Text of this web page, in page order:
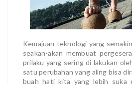
Kemajuan teknologi yang
seakan-akan membuat
prilaku yang sering di lakukan
satu perubahan yang aling bisa
buah hati kita yang lebih suka